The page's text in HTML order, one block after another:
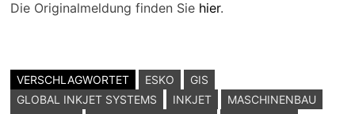
Die Originalmeldung finden Sie hier.
VERSCHLAGWORTET ESKO
GIS
GLOBAL INKJET SYSTEMS
INKJET
MASCHINENBAU